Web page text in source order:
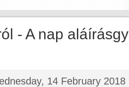
- A nap
14 February 2018